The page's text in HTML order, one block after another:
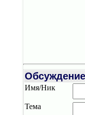
Обсуждение
Имя/Ник
Тема